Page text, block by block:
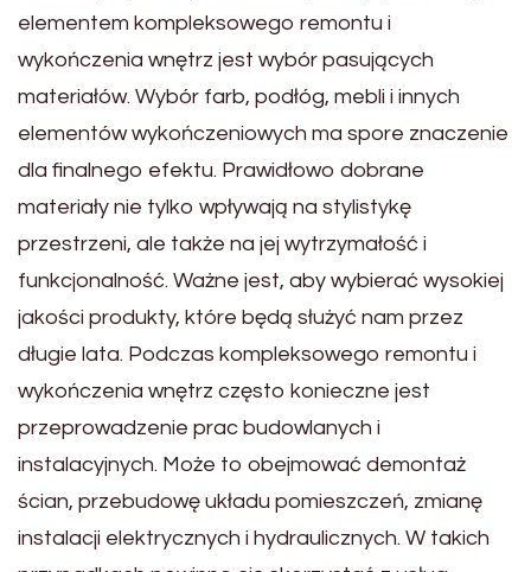
elementem kompleksowego remontu i
wykończenia wnętrz jest wybór pasujących
materiałów. Wybór farb, podłóg, mebli i innych
elementów wykończeniowych ma spore znaczenie
dla finalnego efektu. Prawidłowo dobrane
materiały nie tylko wpływają na stylistykę
przestrzeni, ale także na jej wytrzymałość i
funkcjonalność. Ważne jest, aby wybierać wysokiej
jakości produkty, które będą służyć nam przez
długie lata. Podczas kompleksowego remontu i
wykończenia wnętrz często konieczne jest
przeprowadzenie prac budowlanych i
instalacyjnych. Może to obejmować demontaż
ścian, przebudowę układu pomieszczeń, zmianę
instalacji elektrycznych i hydraulicznych. W takich